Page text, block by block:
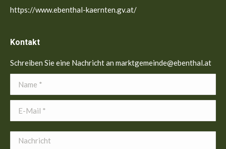
https://www.ebenthal-kaernten.gv.at/
Kontakt
Schreiben Sie eine Nachricht an marktgemeinde@ebenthal.at
Name *
E-Mail *
Nachricht